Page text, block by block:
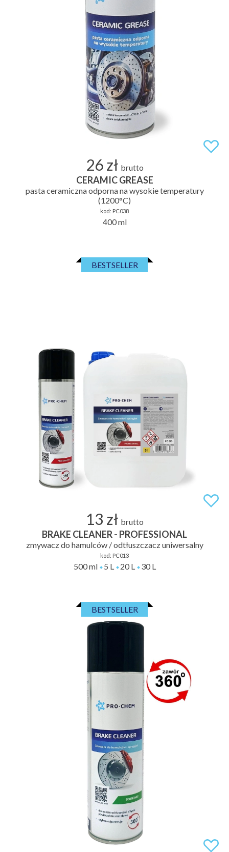
26 zł brutto
CERAMIC GREASE
pasta ceramiczna odporna na wysokie temperatury
(1200°C)
kod: PC038
400 ml
BESTSELLER
13 zł brutto
BRAKE CLEANER - PROFESSIONAL
zmywacz do hamulców / odtłuszczacz uniwersalny
kod: PC013
500 ml 5 L 20 L 30 L
BESTSELLER